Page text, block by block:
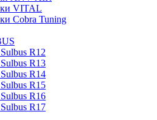
VITAL
Cobra Tuning
R12
R13
R14
R15
R16
R17